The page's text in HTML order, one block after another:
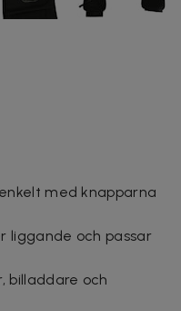
med knapparna
liggande och passar
billaddare och